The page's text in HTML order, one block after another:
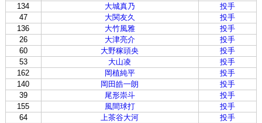
134
大城真乃
投手
47
大関友久
投手
136
大竹風雅
投手
26
大津亮介
投手
60
大野稼頭央
投手
53
大山凌
投手
162
岡植純平
投手
140
岡田皓一朗
投手
39
尾形崇斗
投手
155
風間球打
投手
64
上茶谷大河
投手